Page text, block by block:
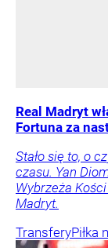
Real Madryt
Fortuna za
Stało się to, o
czasu. Yan
Wybrzeża Kości
Madryt.
TransferyPiłka